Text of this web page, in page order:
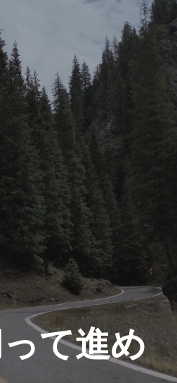
て進め